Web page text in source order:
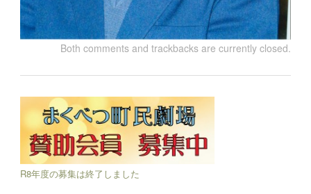
Both comments and trackbacks are currently closed.
R8年度の募集は終了しました